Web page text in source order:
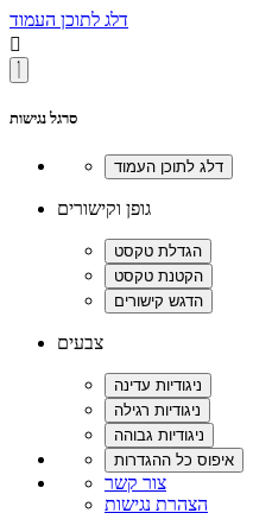
דלג לתוכן העמוד

סרגל נגישות
גופן וקישורים
צבעים
צור קשר
הצהרת נגישות